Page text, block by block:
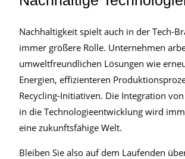
Nachhaltigkeit spielt auch in der Tech-
immer größere Rolle. Unternehmen
umweltfreundlichen Lösungen wie
Energien, effizienteren
Recycling-Initiativen. Die Integration
in die Technologieentwicklung wird
eine zukunftsfähige Welt.
Bleiben Sie also auf dem Laufenden